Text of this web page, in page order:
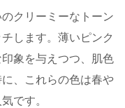
クリーミーなトーン
します。薄いピンク
象を与えつつ、肌色
、これらの色は春や
です。